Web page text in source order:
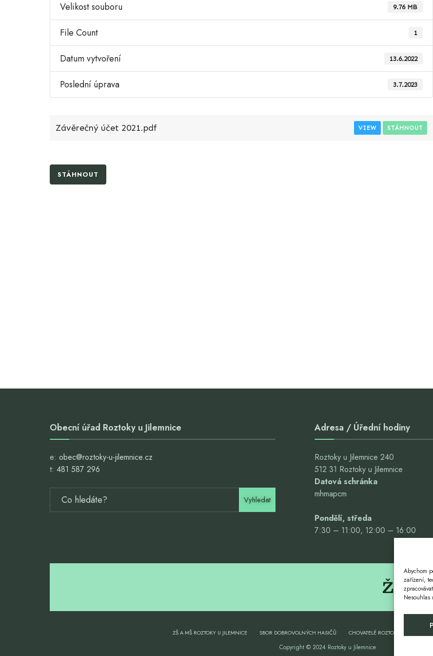
Abychom
zařízení,
Velikost souboru 9.76 MB
File Count 1
Datum vytvoření 13.6.2022
Poslední úprava 3.7.2023
Závěrečný účet 2021.pdf VIEW STÁHNOUT
STÁHNOUT
Obecní úřad Roztoky u Jilemnice
e: obec@roztoky-u-jilemnice.cz
t: 481 587 296
Vyhledat
Adresa / Úřední hodiny
Roztoky u Jilemnice 240
512 31 Roztoky u Jilemnice
Datová schránka
mhmapcm
Pondělí, středa
7:30 – 11:00, 12:00 – 16:00
Život.
ZŠ A MŠ ROZTOKY U JILEMNICE SBOR DOBROVOLNÝCH HASIČŮ CHOVATELÉ ROZTOKY
Copyright © 2024 Roztoky u Jilemnice